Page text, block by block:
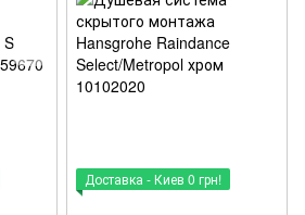
Доставка - Киев 0 грн!